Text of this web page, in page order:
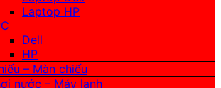
Laptop HP
Dell
HP
– Màn chiếu
nước – Máy lạnh